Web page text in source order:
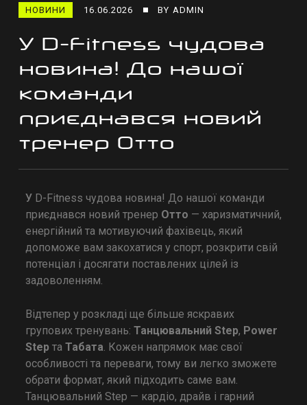
НОВИНИ 16.06.2026 BY ADMIN
У D-Fitness чудова
новина! До нашої
команди
приєднався новий
тренер Отто
У D-Fitness чудова новина! До нашої команди
приєднався новий тренер Отто — харизматичний,
енергійний та мотивуючий фахівець, який
допоможе вам закохатися у спорт, розкрити свій
потенціал і досягати поставлених цілей із
задоволенням.
Відтепер у розкладі ще більше яскравих
групових тренувань: Танцювальний Step, Power
Step та Табата . Кожен напрямок має свої
особливості та переваги, тому ви легко зможете
обрати формат, який підходить саме вам.
Танцювальний Step — кардіо, драйв і гарний